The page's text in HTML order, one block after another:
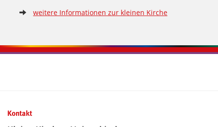
weitere Informationen zur kleinen Kirche
Kontakt